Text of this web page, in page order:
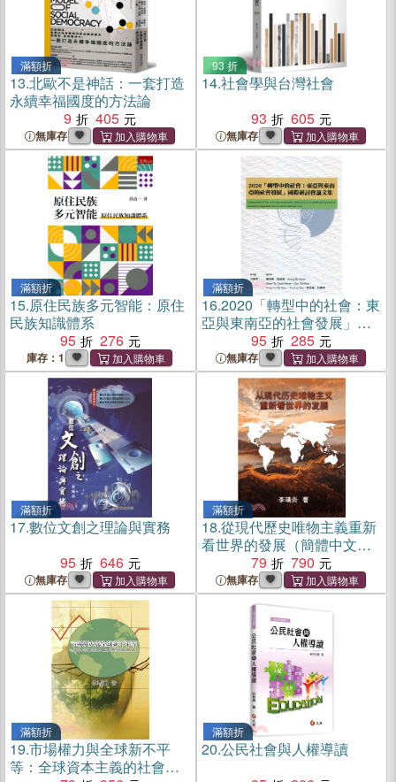
滿額折
13.北歐不是神話：一套打造
永續幸福國度的方法論
9
405
無庫存
93 折
14.社會學與台灣社會
93
605
無庫存
滿額折
15.原住民族多元智能：原住
民族知識體系
95
276
庫存：1
滿額折
16.2020「轉型中的社會：東
亞與東南亞的社會發展」國
際研討會論文集
95 285
無庫存
滿額折
17.數位文創之理論與實務
95
646
無庫存
滿額折
18.從現代歷史唯物主義重新
看世界的發展（簡體中文
79 790
無庫存
滿額折
19.市場權力與全球新不平
等：全球資本主義的社會永
滿額折
20.公民社會與人權導讀